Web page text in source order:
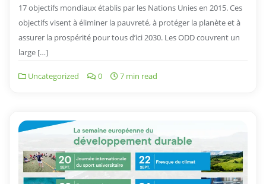
17 objectifs mondiaux établis par les Nations Unies en 2015. Ces
objectifs visent à éliminer la pauvreté, à protéger la planète et à
assurer la prospérité pour tous d’ici 2030. Les ODD couvrent un
large […]
Uncategorized 0 7 min read